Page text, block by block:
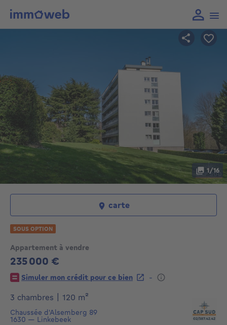
Appartement à vendre
235 000 €
235000€
Simuler mon crédit pour ce bien
-
3 chambres
120 m²
Chaussée d'Alsemberg 89
1630 — Linkebeek
1/16
carte
SOUS OPTION